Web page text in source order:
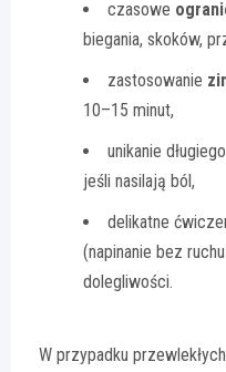
czasowe
biegania, skoków,
zastosowanie
10–15 minut,
unikanie
jeśli nasilają ból,
delikatne
(napinanie bez
dolegliwości.
W przypadku